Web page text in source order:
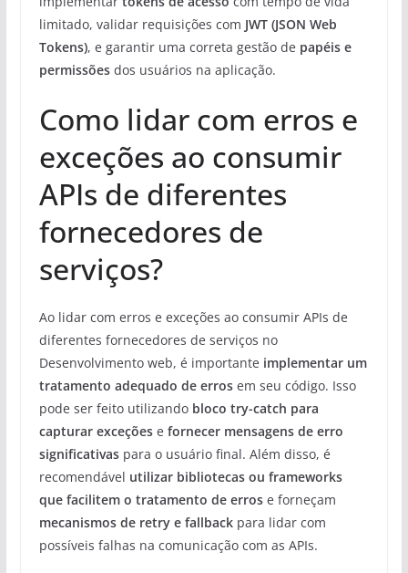
limitado, validar requisições com JWT (JSON Web
Tokens), e garantir uma correta gestão de papéis e
permissõesdos usuários na aplicação.
Como lidar com erros e
exceções ao consumir
APIs de diferentes
fornecedores de
serviços?
Ao lidar com erros e exceções ao consumir APIs de
diferentes fornecedores de serviços no
Desenvolvimento web, é importante implementar um
tratamento adequado de errosem seu código. Isso
pode ser feito utilizando bloco try-catch para
capturar exceçõese fornecer mensagens de erro
significativaspara o usuário final. Além disso, é
recomendável utilizar bibliotecas ou frameworks
que facilitem o tratamento de errose forneçam
mecanismos de retry e fallbackpara lidar com
possíveis falhas na comunicação com as APIs.